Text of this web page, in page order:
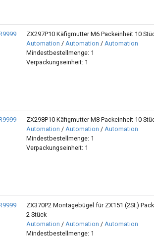
ZX297P10 Käfigmutter M6 Packeinheit 10
Automation / Automation / Automation
Mindestbestellmenge: 1
Verpackungseinheit: 1
ZX298P10 Käfigmutter M8 Packeinheit 10
Automation / Automation / Automation
Mindestbestellmenge: 1
Verpackungseinheit: 1
ZX370P2 Montagebügel für ZX151 (2St.)
2 Stück
Automation / Automation / Automation
Mindestbestellmenge: 1